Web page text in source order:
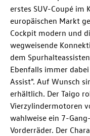
erstes SUV-Coupé im
europäischen Markt
Cockpit modern und
wegweisende
dem
Ebenfalls immer
Assist". Auf Wunsch
erhältlich. Der Taigo
Vierzylindermotoren
wahlweise ein 7-
Vorderräder. Der